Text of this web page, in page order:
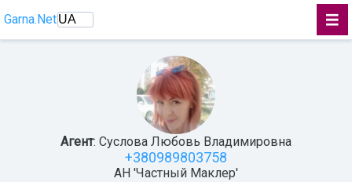
Garna.Net
Агент: Суслова Любовь Владимировна
+380989803758
АН 'Частный Маклер'